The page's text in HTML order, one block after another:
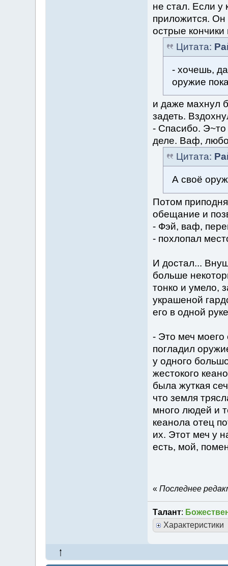
не стал. Если у
приложится. Он
острые
Цитата:
- хочешь,
оружие
и даже махнул
задеть.
- Спасибо.
деле. Ваф,
Цитата:
А своё
Потом
обещание и
- Фэй, ваф,
- похлопал
И достал...
больше
тонко и умело,
украшеной
его в одной
- Это меч
погладил
у одного
жестокого
была жуткая
что земля
много людей и
кеанола отец
их. Этот меч у
есть, мой,
« Последнее
Талант:
Характеристики